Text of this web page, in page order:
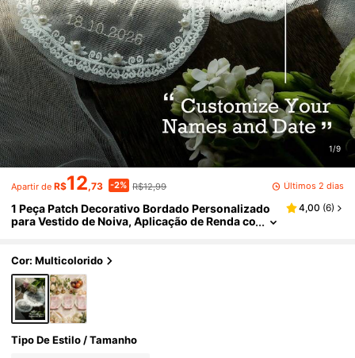
1/9
Apartir de R$12,73 -2% R$12,99 Últimos 2 dias
1 Peça Patch Decorativo Bordado Personalizado
para Vestido de Noiva, Aplicação de Renda co
stido de Casamento, Acessório de Noiva Elegant
e com Renda e Pérolas, Lembrança Romântica da
Noiva, Presente Único para a Noiva, Presente Perf
eito para Chá de Panela
4,00 (6)
Cor: Multicolorido
Tipo De Estilo / Tamanho